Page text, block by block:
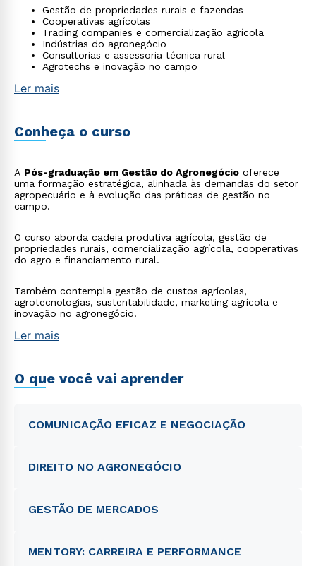
Gestão de propriedades rurais e fazendas
Cooperativas agrícolas
Trading companies e comercialização agrícola
Indústrias do agronegócio
Consultorias e assessoria técnica rural
Agrotechs e inovação no campo
Ler mais
Conheça o curso
A Pós-graduação em Gestão do Agronegócio oferece
uma formação estratégica, alinhada às demandas do setor
agropecuário e à evolução das práticas de gestão no
campo.
O curso aborda cadeia produtiva agrícola, gestão de
propriedades rurais, comercialização agrícola, cooperativas
do agro e financiamento rural.
Também contempla gestão de custos agrícolas,
agrotecnologias, sustentabilidade, marketing agrícola e
inovação no agronegócio.
Ler mais
O que você vai aprender
COMUNICAÇÃO EFICAZ E NEGOCIAÇÃO
DIREITO NO AGRONEGÓCIO
GESTÃO DE MERCADOS
MENTORY: CARREIRA E PERFORMANCE